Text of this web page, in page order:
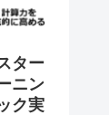
ター
ニン
ク実